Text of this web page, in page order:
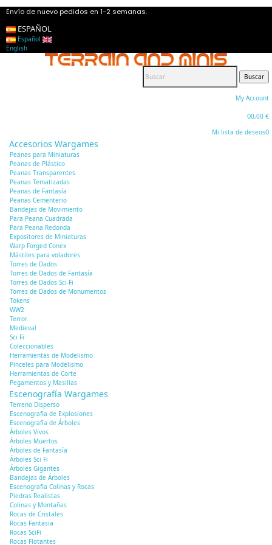
Envío de nuevo pedidos en 1-2 semanas.
ESPAÑOL
Español
English
Buscar
My Account
00,00 €
Mi lista de deseos0
Accesorios Wargames
Peanas para Miniaturas
Peanas de Plástico
Peanas Transparentes
Peanas Tematizadas
Peanas de Fantasía
Peanas Cementerio
Bandejas de Movimiento
Para Peana Cuadrada
Para Peana Redonda
Expositores de Miniaturas
Warp Forged Conex
Mástiles para voladores
Torres de Dados
Torres de Dados de Fantasía
Torres de Dados Sci-Fi
Torres de Dados de Monumentos
Tokens
WW2
Terror
Medieval
Sci Fi
Coleccionables
Herramientas de Modelismo
Pinceles para Modelismo
Herramientas de Corte
Pegamentos y Masillas
Escenografía Wargames
Terreno Disperso
Escenografia de Explosiones
Escenografía de Árboles
Árboles Vivos
Árboles Muertos
Árboles de Fantasía
Árboles Sci Fi
Árboles Gigantes
Bandejas de Árboles
Escenografia Colinas y Rocas
Piedras Realistas
Colinas y Montañas
Rocas de Cristales
Rocas Fantasia
Rocas SciFi
Rocas Flotantes